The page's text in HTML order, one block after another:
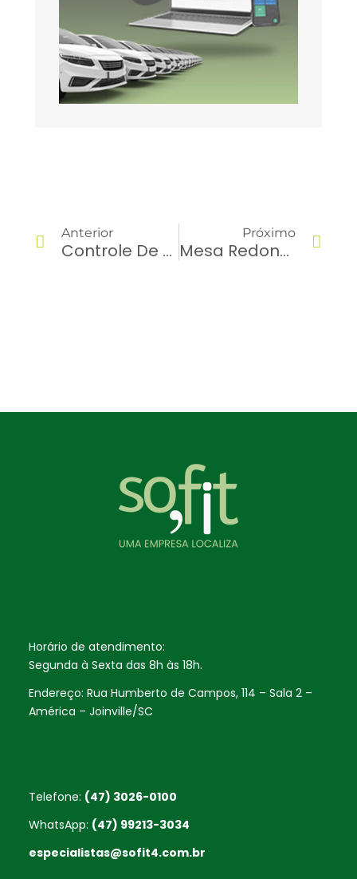
Anterior
Controle De Manutenção De Veículos: Saiba Como Fazer! [Modelo Grátis]
Próximo
Mesa Redonda Sofit: #EP3 – Telemetria Na Gestão De Frotas
Horário de atendimento:
Segunda à Sexta das 8h às 18h.
Endereço: Rua Humberto de Campos, 114 – Sala 2 –
América – Joinville/SC
Telefone: (47) 3026-0100
WhatsApp: (47) 99213-3034
especialistas@sofit4.com.br